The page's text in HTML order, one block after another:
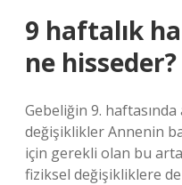
9 haftalık
ne hisseder?
Gebeliğin 9.
değişiklikler Annenin
için gerekli olan bu
fiziksel değişikliklere